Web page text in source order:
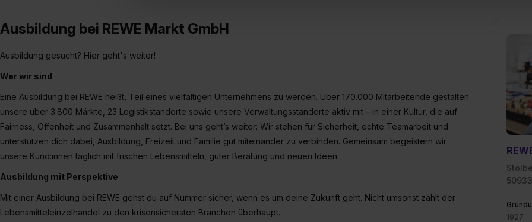
umfasst hierbei die Einwilligung zur Übermittlung deiner Daten in die USA (Art. 49 Abs. 1 S.
jederzeit mit Wirkung für die Zukunft ganz oder teilweise über unsere Datenschutzerklärung
„Datenschutz-Einstellungen“ widerrufen. Weitere Informationen zu den einzelnen Cookies
1927
Ausbildung bei REWE Markt GmbH
Ausbildung gesucht? Hier geht's weiter!
Wer wir sind
Eine Ausbildung bei REWE heißt, Teil eines vielfältigen Unternehmens zu werden. Über 170.000 Mitarbeitende gestalten
unsere über 3.800 Märkte, 23 Logistikstandorte sowie unsere Verwaltungsstandorte aktiv mit – in einer Kultur, die auf
Fairness, Offenheit und Zusammenhalt setzt. Bei uns geht’s weiter: Wir stehen für Sicherheit, echte Teamarbeit und
unterstützen dich dabei, Ausbildung, Freizeit und Familie gut miteinander zu verbinden. Gemeinsam begeistern wir
unsere Kund:innen täglich mit frischen Lebensmitteln, guter Beratung und neuen Ideen.
Ausbildung mit Perspektive
Mit einer Ausbildung bei REWE gehst du auf Nummer sicher, wenn es um deine Zukunft geht. Nicht umsonst zählt der
Lebensmitteleinzelhandel zu den krisensichersten Branchen überhaupt.